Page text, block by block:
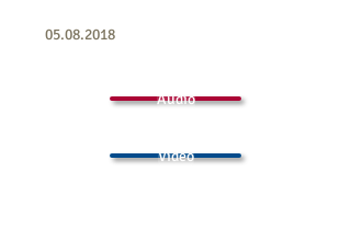
05.08.2018
Áudio
Vídeo